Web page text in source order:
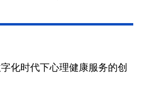
化时代下心理健康服务的创